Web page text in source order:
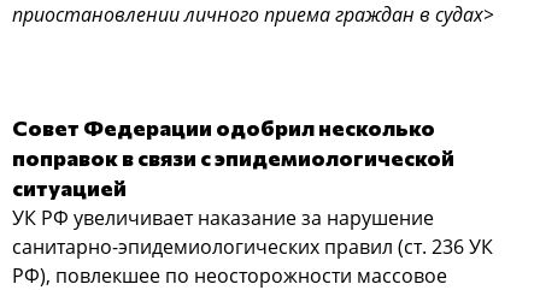
приостановлении личного приема граждан в судах>
Совет Федерации одобрил несколько
поправок в связи с эпидемиологической
ситуацией
УК РФ увеличивает наказание за нарушение
санитарно-эпидемиологических правил (ст. 236 УК
РФ), повлекшее по неосторожности массовое